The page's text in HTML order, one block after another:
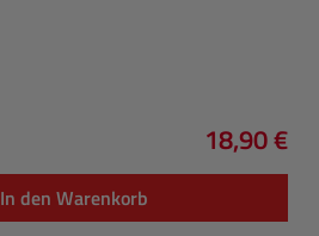
18,90 €
In den Warenkorb